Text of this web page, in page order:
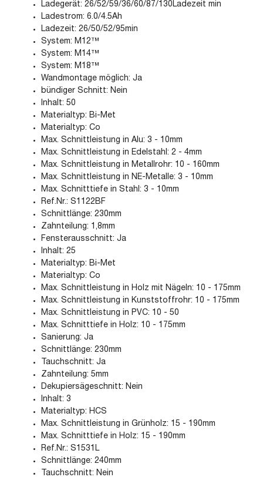
Ladegerät: 26/52/59/36/60/87/130Ladezeit min
Ladestrom: 6.0/4.5Ah
Ladezeit: 26/50/52/95min
System: M12™
System: M14™
System: M18™
Wandmontage möglich: Ja
bündiger Schnitt: Nein
Inhalt: 50
Materialtyp: Bi-Met
Materialtyp: Co
Max. Schnittleistung in Alu: 3 - 10mm
Max. Schnittleistung in Edelstahl: 2 - 4mm
Max. Schnittleistung in Metallrohr: 10 - 160mm
Max. Schnittleistung in NE-Metalle: 3 - 10mm
Max. Schnitttiefe in Stahl: 3 - 10mm
Ref.Nr.: S1122BF
Schnittlänge: 230mm
Zahnteilung: 1,8mm
Fensterausschnitt: Ja
Inhalt: 25
Materialtyp: Bi-Met
Materialtyp: Co
Max. Schnittleistung in Holz mit Nägeln: 10 - 175mm
Max. Schnittleistung in Kunststoffrohr: 10 - 175mm
Max. Schnittleistung in PVC: 10 - 50
Max. Schnitttiefe in Holz: 10 - 175mm
Sanierung: Ja
Schnittlänge: 230mm
Tauchschnitt: Ja
Zahnteilung: 5mm
Dekupiersägeschnitt: Nein
Inhalt: 3
Materialtyp: HCS
Max. Schnittleistung in Grünholz: 15 - 190mm
Max. Schnitttiefe in Holz: 15 - 190mm
Ref.Nr.: S1531L
Schnittlänge: 240mm
Tauchschnitt: Nein